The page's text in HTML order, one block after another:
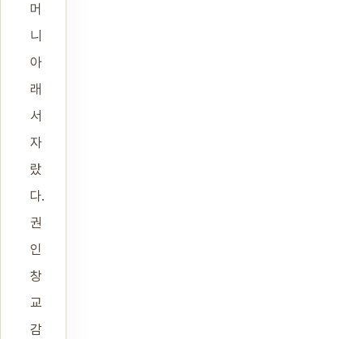
머
니
아
래
서
자
랐
다.
권
인
창
교
감